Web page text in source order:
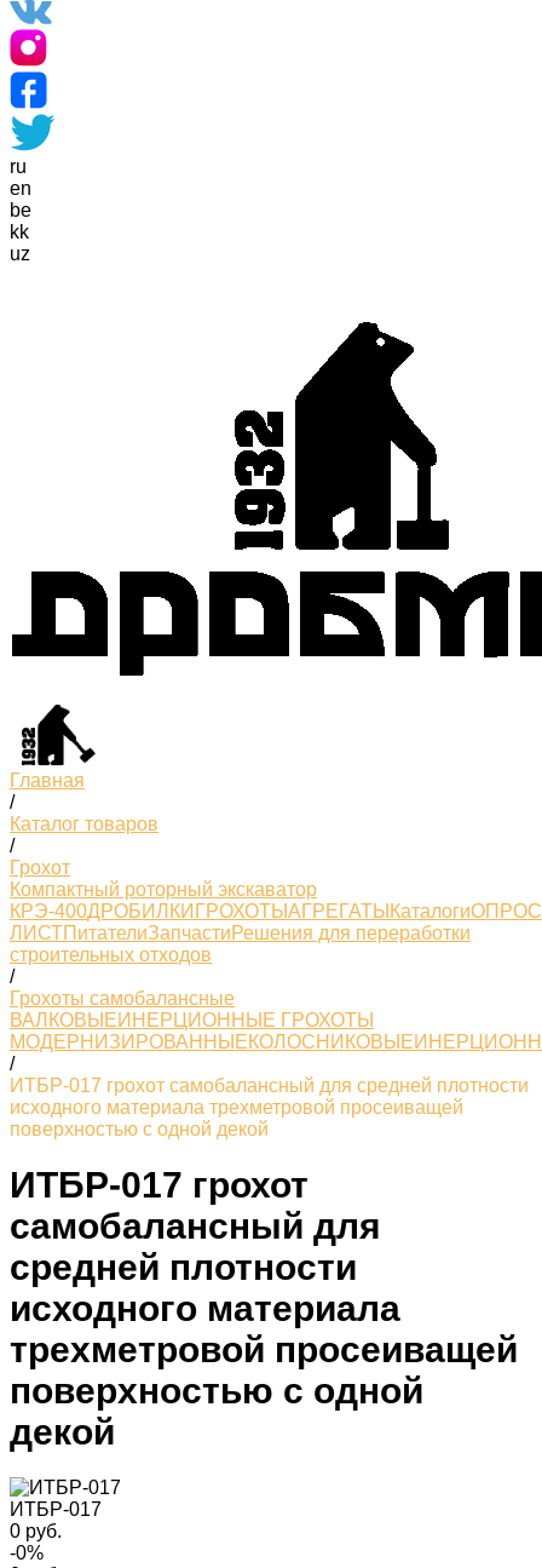
ru
en
be
kk
uz
Главная
/
Каталог товаров
/
Грохот
Компактный роторный экскаватор
КРЭ-400ДРОБИЛКИ ГРОХОТЫ АГРЕГАТЫ Каталоги
ЛИСТПитателиЗапчастиРешения для переработки
строительных отходов
/
Грохоты самобалансные
ВАЛКОВЫЕИНЕРЦИОННЫЕ ГРОХОТЫ
МОДЕРНИЗИРОВАННЫЕКОЛОСНИКОВЫЕ
/
ИТБР-017 грохот самобалансный для средней плотности
исходного материала трехметровой просеиващей
поверхностью с одной декой
ИТБР-017 грохот
самобалансный для
средней плотности
исходного материала
трехметровой просеиващей
поверхностью с одной
декой
ИТБР-017
0 руб.
-0%